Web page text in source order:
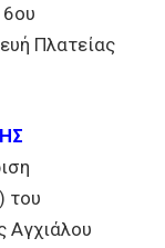
Πλατείας
του
Αγχιάλου